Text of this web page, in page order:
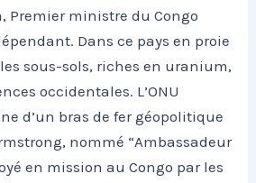
Premier ministre du Congo
Dans ce pays en proie
sous-sols, riches en uranium,
occidentales. L’ONU
d’un bras de fer géopolitique
nommé “Ambassadeur
en mission au Congo par les